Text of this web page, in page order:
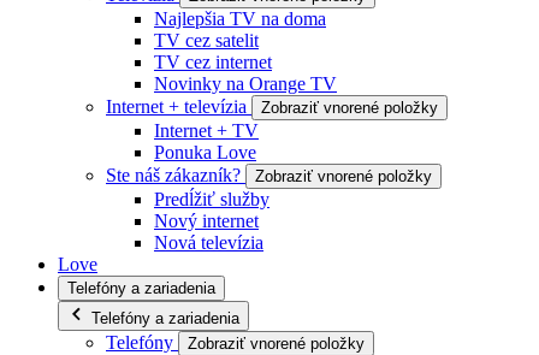
Najlepšia TV na doma
TV cez satelit
TV cez internet
Novinky na Orange TV
Internet + televízia
Zobraziť vnorené položky
Internet + TV
Ponuka Love
Ste náš zákazník?
Zobraziť vnorené položky
Predĺžiť služby
Nový internet
Nová televízia
Love
Telefóny a zariadenia
Telefóny a zariadenia
Telefóny Zobraziť vnorené položky